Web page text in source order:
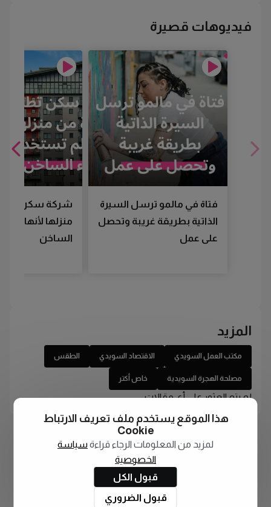
فيديوهات قصيرة
فتاة في مالمو ترسل السيرة
الذاتية بطريقة غريبة وتحصل
على عمل
شركة سكن
منزلها لأنها لم
الساخن
المزيد
مكتب العمل السويدي الاقتصاد السويدي الطقس
مصلحة الهجرة السويدية خاص أكتر
لم يتم العثور على أي مقالات
هذا الموقع يستخدم ملف تعريف الارتباط
Cookie
لمزيد من المعلومات الرجاء قراءة سياسة
الخصوصية
قبول الكل
قبول الضروري